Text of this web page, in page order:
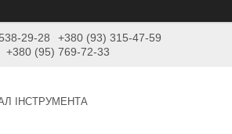
29-28
+380 (93) 315-47-59
+380 (95) 769-72-33
ІНСТРУМЕНТА